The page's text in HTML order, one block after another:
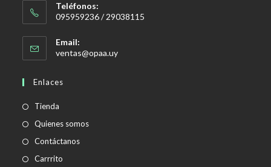
Teléfonos:
095959236 / 29038115
Email:
ventas@opaa.uySe
Enlaces
Tienda
Quienes somos
Contáctanos
Carrrito